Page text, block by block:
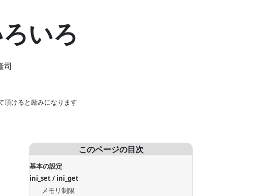
いろ
司
頂けると励みになります
このページの目次
基本の設定
ini_set / ini_get
メモリ制限